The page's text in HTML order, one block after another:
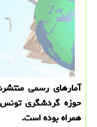
آمارهای رسمی
همراه بوده است.